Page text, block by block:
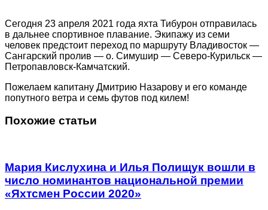
Сегодня 23 апреля 2021 года яхта Тибурон отправилась
в дальнее спортивное плавание. Экипажу из семи
человек предстоит переход по маршруту Владивосток —
Сангарский пролив — о. Симушир — Северо-Курильск —
Петропавловск-Камчатский.
Пожелаем капитану Дмитрию Назарову и его команде
попутного ветра и семь футов под килем!
Похожие статьи
Мария Кислухина и Илья Полищук вошли в
число номинантов национальной премии
«Яхтсмен России 2020»